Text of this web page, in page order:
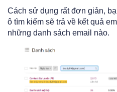
Cách sử dụng rất đơn giản,
ô tìm kiếm sẽ trả về kết quả
những danh sách email nào.